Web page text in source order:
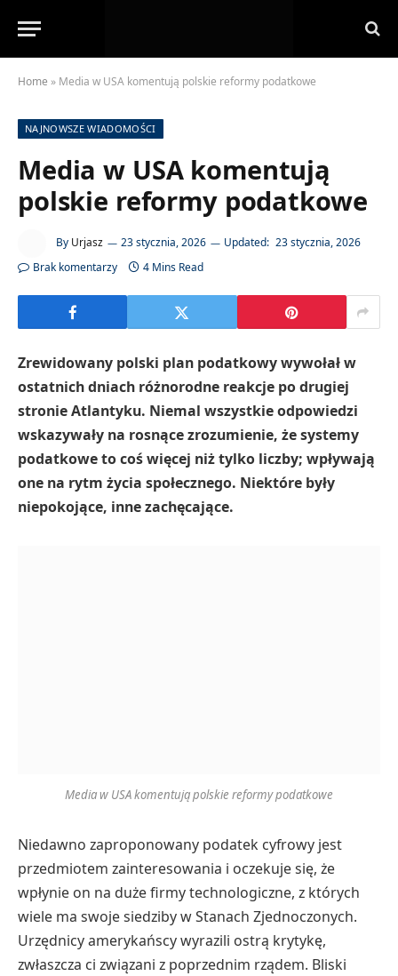
Home » Media w USA komentują polskie reformy podatkowe
NAJNOWSZE WIADOMOŚCI
Media w USA komentują
polskie reformy podatkowe
By Urjasz 23 stycznia, 2026 Updated: 23 stycznia, 2026
Brak komentarzy
4 Mins Read
Zrewidowany polski plan podatkowy wywołał w
ostatnich dniach różnorodne reakcje po drugiej
stronie Atlantyku. Niemal wszystkie odpowiedzi
wskazywały na rosnące zrozumienie, że systemy
podatkowe to coś więcej niż tylko liczby; wpływają
one na rytm życia społecznego. Niektóre były
niepokojące, inne zachęcające.
Media w USA komentują polskie reformy podatkowe
Niedawno zaproponowany podatek cyfrowy jest
przedmiotem zainteresowania i oczekuje się, że
wpłynie on na duże firmy technologiczne, z których
wiele ma swoje siedziby w Stanach Zjednoczonych.
Urzędnicy amerykańscy wyrazili ostrą krytykę,
zwłaszcza ci związani z poprzednim rządem. Bliski